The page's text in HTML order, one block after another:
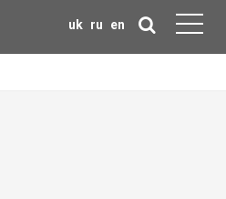
uk ru en